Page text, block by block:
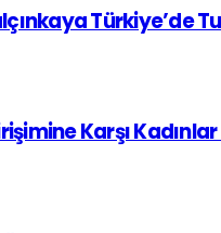
Türkiye’de
Karşı